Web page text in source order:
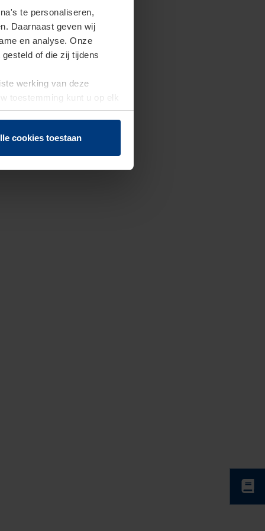
te personaliseren,
Daarnaast geven wij
en analyse. Onze
of die zij tijdens
werking van deze
toestemming kunt u op elk
herroepen.
cookies toestaan